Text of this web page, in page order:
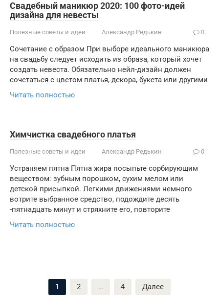
Свадебный маникюр 2020: 100 фото-идей
дизайна для невесты
Полезные советы и идеи Александр Редькин 0
Сочетание с образом При выборе идеального маникюра
на свадьбу следует исходить из образа, который хочет
создать невеста. Обязательно нейл-дизайн должен
сочетаться с цветом платья, декора, букета или другими
Читать полностью
Химчистка свадебного платья
Полезные советы и идеи Александр Редькин 0
Устраняем пятна Пятна жира посыпьте сорбирующим
веществом: зубным порошком, сухим мелом или
детской присыпкой. Легкими движениями немного
вотрите выбранное средство, подождите десять
-пятнадцать минут и стряхните его, повторите
Читать полностью
1 2 … 4 Далее